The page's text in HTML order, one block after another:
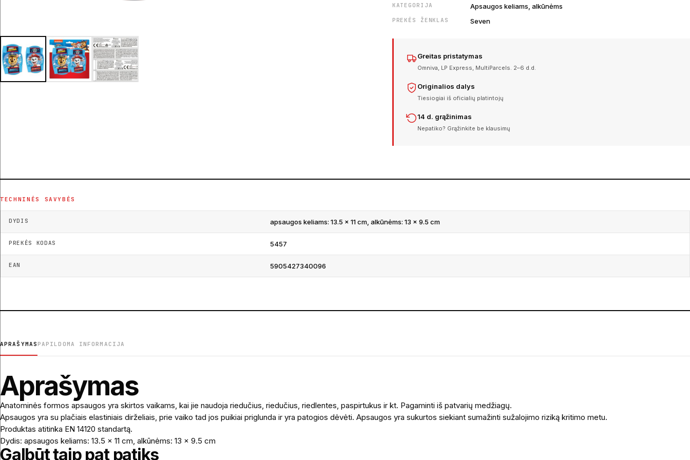
KATEGORIJA Apsaugos keliams, alkūnėms
PREKĖS ŽENKLAS Seven
Greitas pristatymas
Omniva, LP Express, MultiParcels. 2–6 d.d.
Originalios dalys
Tiesiogiai iš oficialių platintojų
14 d. grąžinimas
Nepatiko? Grąžinkite be klausimų
TECHNINĖS SAVYBĖS
DYDIS apsaugos keliams: 13.5 x 11 cm, alkūnėms: 13 x 9.5 cm
PREKĖS KODAS 5457
EAN 5905427340096
APRAŠYMAS PAPILDOMA INFORMACIJA
Aprašymas
Anatominės formos apsaugos yra skirtos vaikams, kai jie naudoja riedučius, riedučius, riedlentes, paspirtukus ir kt. Pagaminti iš patvarių medžiagų.
Apsaugos yra su plačiais elastiniais dirželiais, prie vaiko tad jos puikiai priglunda ir yra patogios dėvėti. Apsaugos yra sukurtos siekiant sumažinti sužalojimo riziką kritimo metu.
Produktas atitinka EN 14120 standartą.
Dydis: apsaugos keliams: 13.5 x 11 cm, alkūnėms: 13 x 9.5 cm
Galbūt taip pat patiks